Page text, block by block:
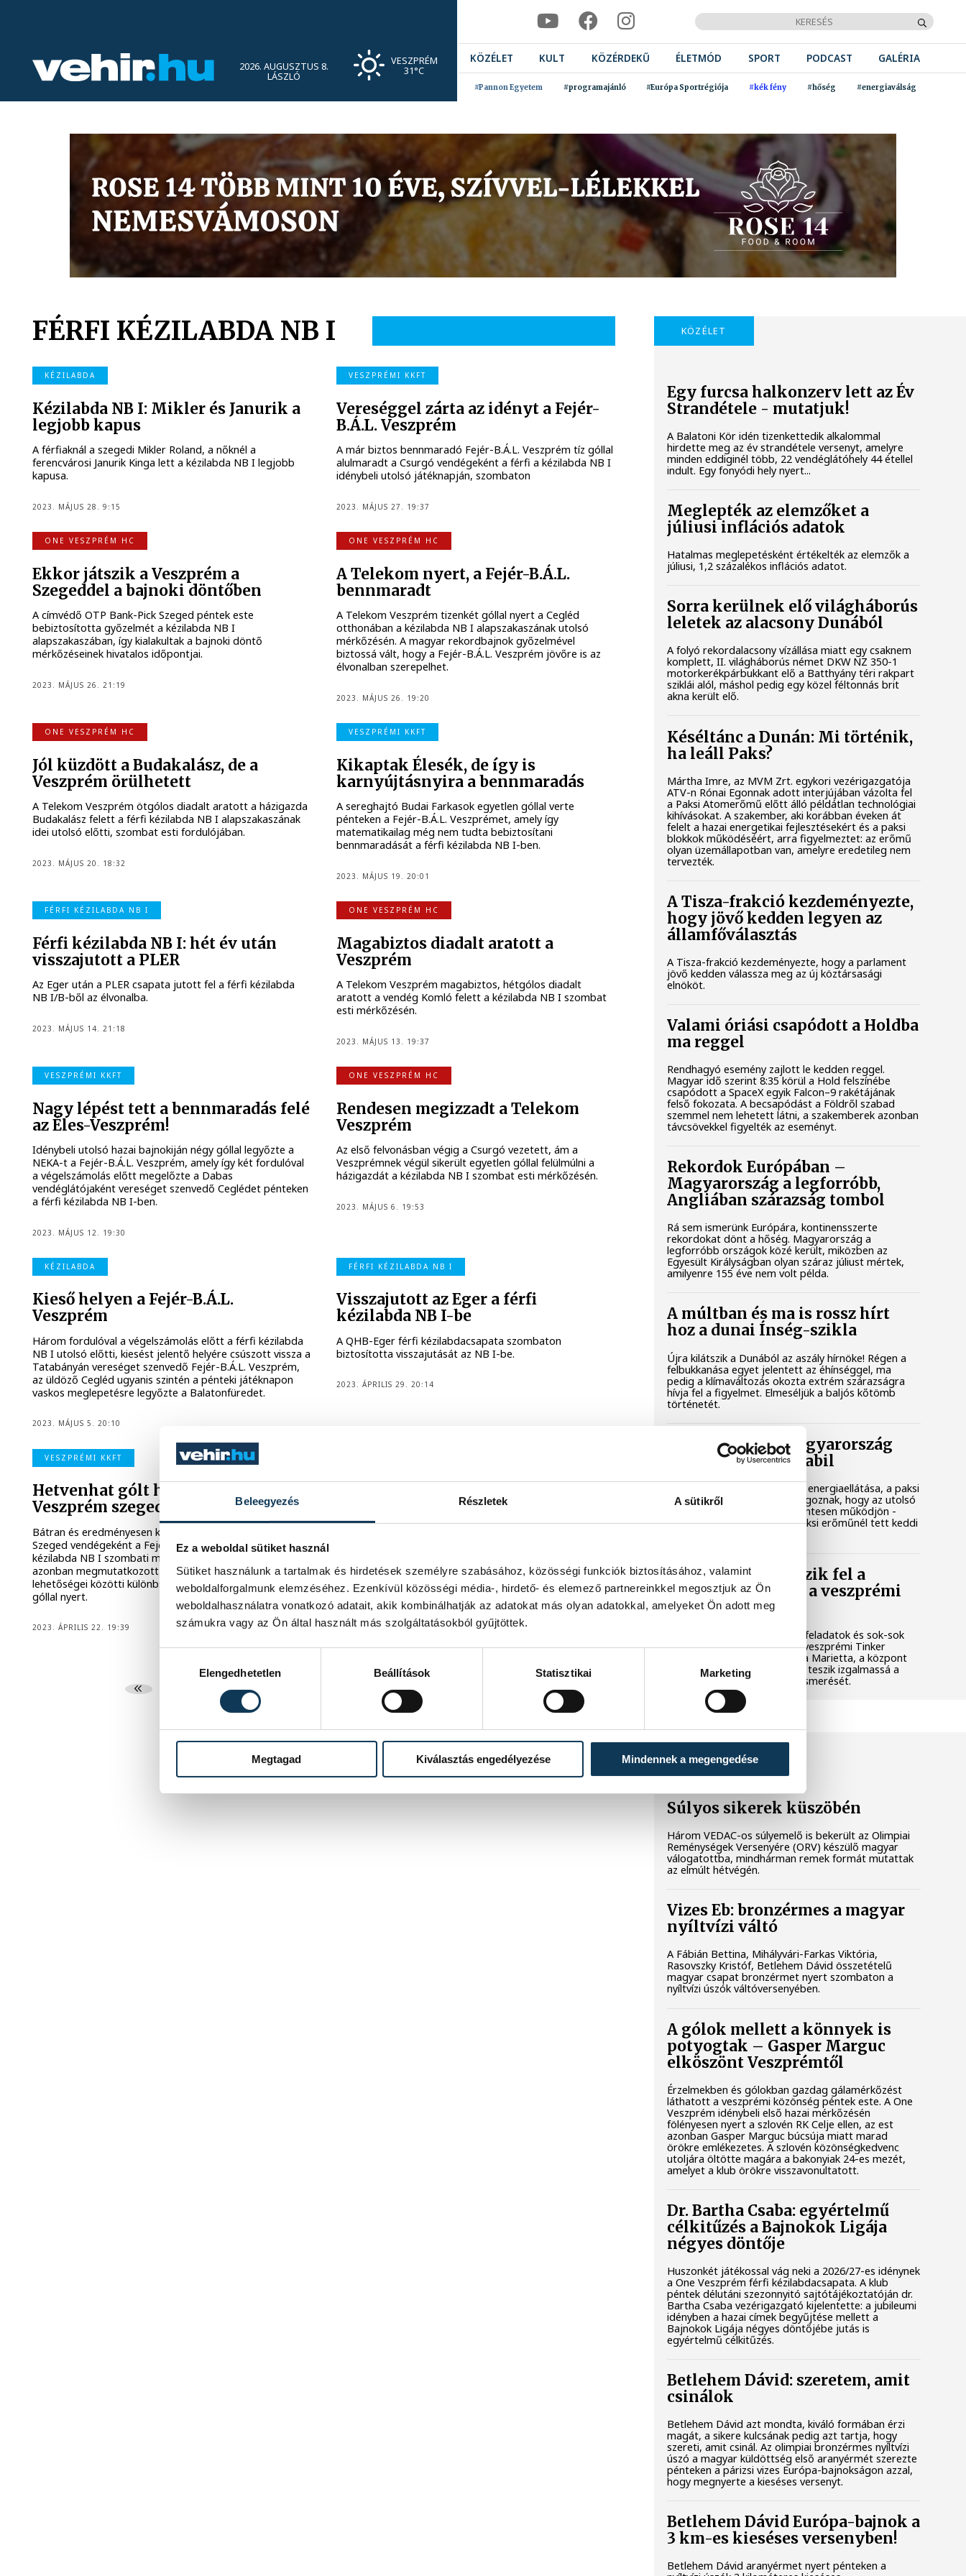
Beleegyezés Részletek A sütikről
Ez a weboldal sütiket használ
Sütiket használunk a tartalmak és hirdetések személyre szabásához, közösségi funkciók biztosításához, valamint
weboldalforgalmunk elemzéséhez. Ezenkívül közösségi média-, hirdető- és elemező partnereinkkel megosztjuk az Ön
weboldalhasználatra vonatkozó adatait, akik kombinálhatják az adatokat más olyan adatokkal, amelyeket Ön adott meg
számukra vagy az Ön által használt más szolgáltatásokból gyűjtöttek.
Elengedhetetlen
Beállítások Statisztikai Marketing
Megtagad Kiválasztás engedélyezése Mindennek a megengedése
2026. AUGUSZTUS 8.
LÁSZLÓ
VESZPRÉM
31°C
KÖZÉLET KULT KÖZÉRDEKŰ ÉLETMÓD SPORT PODCAST GALÉRIA
#Pannon Egyetem #programajánló #Európa Sportrégiója #kék fény #hőség #energiaválság
FÉRFI KÉZILABDA NB I
KÉZILABDA
Kézilabda NB I: Mikler és Janurik a
legjobb kapus
A férfiaknál a szegedi Mikler Roland, a nőknél a
ferencvárosi Janurik Kinga lett a kézilabda NB I legjobb
kapusa.
2023. MÁJUS 28. 9:15
VESZPRÉMI KKFT
Vereséggel zárta az idényt a Fejér-
B.Á.L. Veszprém
A már biztos bennmaradó Fejér-B.Á.L. Veszprém tíz góllal
alulmaradt a Csurgó vendégeként a férfi a kézilabda NB I
idénybeli utolsó játéknapján, szombaton
2023. MÁJUS 27. 19:37
ONE VESZPRÉM HC
Ekkor játszik a Veszprém a
Szegeddel a bajnoki döntőben
A címvédő OTP Bank-Pick Szeged péntek este
bebiztosította győzelmét a kézilabda NB I
alapszakaszában, így kialakultak a bajnoki döntő
mérkőzéseinek hivatalos időpontjai.
2023. MÁJUS 26. 21:19
ONE VESZPRÉM HC
A Telekom nyert, a Fejér-B.Á.L.
bennmaradt
A Telekom Veszprém tizenkét góllal nyert a Cegléd
otthonában a kézilabda NB I alapszakaszának utolsó
mérkőzésén. A magyar rekordbajnok győzelmével
biztossá vált, hogy a Fejér-B.Á.L. Veszprém jövőre is az
élvonalban szerepelhet.
2023. MÁJUS 26. 19:20
ONE VESZPRÉM HC
Jól küzdött a Budakalász, de a
Veszprém örülhetett
A Telekom Veszprém ötgólos diadalt aratott a házigazda
Budakalász felett a férfi kézilabda NB I alapszakaszának
idei utolsó előtti, szombat esti fordulójában.
2023. MÁJUS 20. 18:32
VESZPRÉMI KKFT
Kikaptak Élesék, de így is
karnyújtásnyira a bennmaradás
A sereghajtó Budai Farkasok egyetlen góllal verte
pénteken a Fejér-B.Á.L. Veszprémet, amely így
matematikailag még nem tudta bebiztosítani
bennmaradását a férfi kézilabda NB I-ben.
2023. MÁJUS 19. 20:01
FÉRFI KÉZILABDA NB I
Férfi kézilabda NB I: hét év után
visszajutott a PLER
Az Eger után a PLER csapata jutott fel a férfi kézilabda
NB I/B-ből az élvonalba.
2023. MÁJUS 14. 21:18
ONE VESZPRÉM HC
Magabiztos diadalt aratott a
Veszprém
A Telekom Veszprém magabiztos, hétgólos diadalt
aratott a vendég Komló felett a kézilabda NB I szombat
esti mérkőzésén.
2023. MÁJUS 13. 19:37
VESZPRÉMI KKFT
Nagy lépést tett a bennmaradás felé
az Éles-Veszprém!
Idénybeli utolsó hazai bajnokiján négy góllal legyőzte a
NEKA-t a Fejér-B.Á.L. Veszprém, amely így két fordulóval
a végelszámolás előtt megelőzte a Dabas
vendéglátójaként vereséget szenvedő Ceglédet pénteken
a férfi kézilabda NB I-ben.
2023. MÁJUS 12. 19:30
ONE VESZPRÉM HC
Rendesen megizzadt a Telekom
Veszprém
Az első felvonásban végig a Csurgó vezetett, ám a
Veszprémnek végül sikerült egyetlen góllal felülmúlni a
házigazdát a kézilabda NB I szombat esti mérkőzésén.
2023. MÁJUS 6. 19:53
KÉZILABDA
Kieső helyen a Fejér-B.Á.L.
Veszprém
Három fordulóval a végelszámolás előtt a férfi kézilabda
NB I utolsó előtti, kiesést jelentő helyére csúszott vissza a
Tatabányán vereséget szenvedő Fejér-B.Á.L. Veszprém,
az üldöző Cegléd ugyanis szintén a pénteki játéknapon
vaskos meglepetésre legyőzte a Balatonfüredet.
2023. MÁJUS 5. 20:10
FÉRFI KÉZILABDA NB I
Visszajutott az Eger a férfi
kézilabda NB I-be
A QHB-Eger férfi kézilabdacsapata szombaton
biztosította visszajutását az NB I-be.
2023. ÁPRILIS 29. 20:14
VESZPRÉMI KKFT
Hetvenhat gólt hozott az Éles-
Veszprém szegedi vendégjátéka
Bátran és eredményesen kezdett a OTP Bank-Pick
Szeged vendégeként a Fejér-B.Á.L. Veszprém a férfi
kézilabda NB I szombati mérkőzésén, a folytatásban
azonban megmutatkozott a két gárda játéktudása és
lehetőségei közötti különbség. A címvédő végül tizenhat
góllal nyert.
2023. ÁPRILIS 22. 19:39
2023. ÁPRILIS 19. 19:29
18 22
KÖZÉLET
Egy furcsa halkonzerv lett az Év
Strandétele - mutatjuk!
A Balatoni Kör idén tizenkettedik alkalommal
hirdette meg az év strandétele versenyt, amelyre
minden eddiginél több, 22 vendéglátóhely 44 étellel
indult. Egy fonyódi hely nyert...
Meglepték az elemzőket a
júliusi inflációs adatok
Hatalmas meglepetésként értékelték az elemzők a
júliusi, 1,2 százalékos inflációs adatot.
Sorra kerülnek elő világháborús
leletek az alacsony Dunából
A folyó rekordalacsony vízállása miatt egy csaknem
komplett, II. világháborús német DKW NZ 350-1
motorkerékpárbukkant elő a Batthyány téri rakpart
sziklái alól, máshol pedig egy közel féltonnás brit
akna került elő.
Késéltánc a Dunán: Mi történik,
ha leáll Paks?
Mártha Imre, az MVM Zrt. egykori vezérigazgatója
ATV-n Rónai Egonnak adott interjújában vázolta fel
a Paksi Atomerőmű előtt álló példátlan technológiai
kihívásokat. A szakember, aki korábban éveken át
felelt a hazai energetikai fejlesztésekért és a paksi
blokkok működéséért, arra figyelmeztet: az erőmű
olyan üzemállapotban van, amelyre eredetileg nem
tervezték.
A Tisza-frakció kezdeményezte,
hogy jövő kedden legyen az
államfőválasztás
A Tisza-frakció kezdeményezte, hogy a parlament
jövő kedden válassza meg az új köztársasági
elnököt.
Valami óriási csapódott a Holdba
ma reggel
Rendhagyó esemény zajlott le kedden reggel.
Magyar idő szerint 8:35 körül a Hold felszínébe
csapódott a SpaceX egyik Falcon–9 rakétájának
felső fokozata. A becsapódást a Földről szabad
szemmel nem lehetett látni, a szakemberek azonban
távcsövekkel figyelték az eseményt.
Rekordok Európában –
Magyarország a legforróbb,
Angliában szárazság tombol
Rá sem ismerünk Európára, kontinensszerte
rekordokat dönt a hőség. Magyarország a
legforróbb országok közé került, miközben az
Egyesült Királyságban olyan száraz júliust mértek,
amilyenre 155 éve nem volt példa.
A múltban és ma is rossz hírt
hoz a dunai Ínség-szikla
Újra kilátszik a Dunából az aszály hírnöke! Régen a
felbukkanása egyet jelentett az éhínséggel, ma
pedig a klímaváltozás okozta extrém szárazságra
hívja fel a figyelmet. Elmeséljük a baljós kőtömb
történetét.
Magyar Péter: Magyarország
energiaellátása stabil
Jelenleg stabil Magyarország energiaellátása, a paksi
erőmű munkatársai azon dolgoznak, hogy az utolsó
még termelő turbina hibamentesen működjön -
közölte a miniszterelnök a paksi erőműnél tett keddi
Játék közben fedezik fel a
tudomány világát a veszprémi
gyerekek
Látványos kísérletek, kreatív feladatok és sok-sok
élmény várja a gyerekeket a veszprémi Tinker
Labsben. Videónkban Balassa Marietta, a központ
vezetője mutatja be, hogyan teszik izgalmassá a
természettudományok megismerését.
Súlyos sikerek küszöbén
Három VEDAC-os súlyemelő is bekerült az Olimpiai
Reménységek Versenyére (ORV) készülő magyar
válogatottba, mindhárman remek formát mutattak
az elmúlt hétvégén.
Vizes Eb: bronzérmes a magyar
nyíltvízi váltó
A Fábián Bettina, Mihályvári-Farkas Viktória,
Rasovszky Kristóf, Betlehem Dávid összetételű
magyar csapat bronzérmet nyert szombaton a
nyíltvízi úszók váltóversenyében.
A gólok mellett a könnyek is
potyogtak – Gasper Marguc
elköszönt Veszprémtől
Érzelmekben és gólokban gazdag gálamérkőzést
láthatott a veszprémi közönség péntek este. A One
Veszprém idénybeli első hazai mérkőzésén
fölényesen nyert a szlovén RK Celje ellen, az est
azonban Gasper Marguc búcsúja miatt marad
örökre emlékezetes. A szlovén közönségkedvenc
utoljára öltötte magára a bakonyiak 24-es mezét,
amelyet a klub örökre visszavonultatott.
Dr. Bartha Csaba: egyértelmű
célkitűzés a Bajnokok Ligája
négyes döntője
Huszonkét játékossal vág neki a 2026/27-es idénynek
a One Veszprém férfi kézilabdacsapata. A klub
péntek délutáni szezonnyitó sajtótájékoztatóján dr.
Bartha Csaba vezérigazgató kijelentette: a jubileumi
idényben a hazai címek begyűjtése mellett a
Bajnokok Ligája négyes döntőjébe jutás is
egyértelmű célkitűzés.
Betlehem Dávid: szeretem, amit
csinálok
Betlehem Dávid azt mondta, kiváló formában érzi
magát, a sikere kulcsának pedig azt tartja, hogy
szereti, amit csinál. Az olimpiai bronzérmes nyíltvízi
úszó a magyar küldöttség első aranyérmét szerezte
pénteken a párizsi vizes Európa-bajnokságon azzal,
hogy megnyerte a kieséses versenyt.
Betlehem Dávid Európa-bajnok a
3 km-es kieséses versenyben!
Betlehem Dávid aranyérmet nyert pénteken a